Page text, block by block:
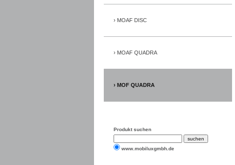
MOAF DISC
MOAF QUADRA
MOF QUADRA
Produkt suchen
www.mobiluxgmbh.de